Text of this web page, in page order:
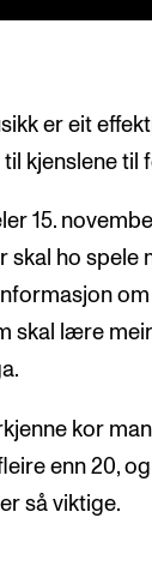
er eit
kjenslene til
15.
skal ho
skal lære
kor
enn 20,
så viktige.